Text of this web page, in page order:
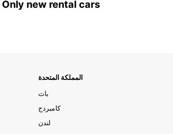
Only new rental cars
المملكة المتحدة
باث
كامبردج
لندن